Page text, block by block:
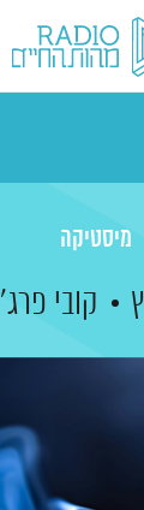
מיסטיקה
קובי פרג'